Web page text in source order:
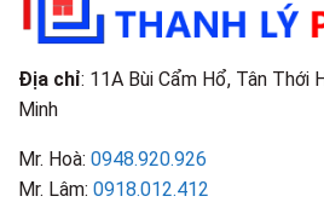
Nhận
Biết
Địa chỉ: 11A Bùi Cẩm Hổ, Tân Thới
Minh
Mr. Hoà: 0948.920.926
Mr. Lâm: 0918.012.412